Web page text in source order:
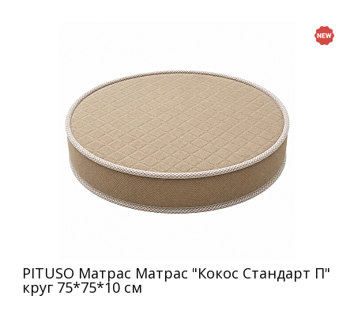
PITUSO Матрас Матрас "Кокос Стандарт П"
круг 75*75*10 см